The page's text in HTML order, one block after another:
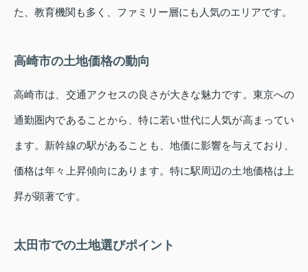
た、教育機関も多く、ファミリー層にも人気のエリアです。
高崎市の土地価格の動向
高崎市は、交通アクセスの良さが大きな魅力です。東京への
通勤圏内であることから、特に若い世代に人気が高まってい
ます。新幹線の駅があることも、地価に影響を与えており、
価格は年々上昇傾向にあります。特に駅周辺の土地価格は上
昇が顕著です。
太田市での土地選びポイント